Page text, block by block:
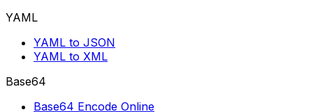
YAML
YAML to JSON
YAML to XML
Base64
Base64 Encode Online